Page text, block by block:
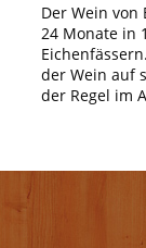
Der Wein
24 Monate in
der Wein auf
der Regel im